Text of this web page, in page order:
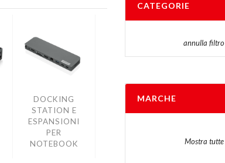
DOCKING
STATION E
ESPANSIONI
PER
NOTEBOOK
CATEGORIE
annulla filtro
MARCHE
Mostra tutte